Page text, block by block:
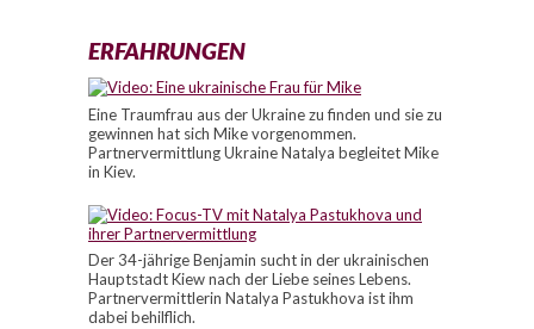
ERFAHRUNGEN
Eine Traumfrau aus der Ukraine zu finden und sie zu
gewinnen hat sich Mike vorgenommen.
Partnervermittlung Ukraine Natalya begleitet Mike
in Kiev.
Der 34-jährige Benjamin sucht in der ukrainischen
Hauptstadt Kiew nach der Liebe seines Lebens.
Partnervermittlerin Natalya Pastukhova ist ihm
dabei behilflich.